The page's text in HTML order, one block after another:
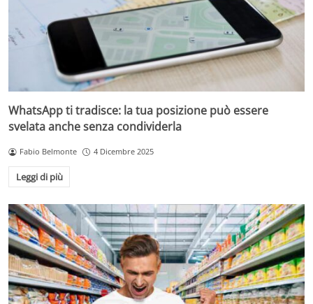
WhatsApp ti tradisce: la tua posizione può essere
svelata anche senza condividerla
Fabio Belmonte 4 Dicembre 2025
Leggi di più